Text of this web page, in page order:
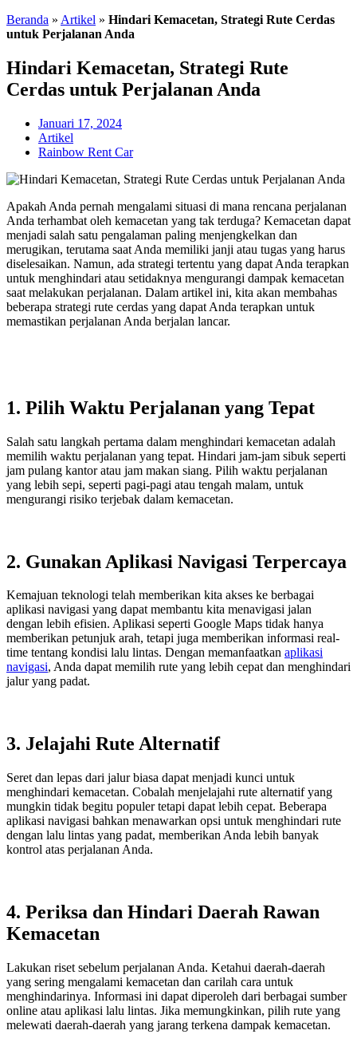
Beranda » Artikel » Hindari Kemacetan, Strategi Rute Cerdas
untuk Perjalanan Anda
Hindari Kemacetan, Strategi Rute
Cerdas untuk Perjalanan Anda
Januari 17, 2024
Artikel
Rainbow Rent Car
Apakah Anda pernah mengalami situasi di mana rencana perjalanan
Anda terhambat oleh kemacetan yang tak terduga? Kemacetan dapat
menjadi salah satu pengalaman paling menjengkelkan dan
merugikan, terutama saat Anda memiliki janji atau tugas yang harus
diselesaikan. Namun, ada strategi tertentu yang dapat Anda terapkan
untuk menghindari atau setidaknya mengurangi dampak kemacetan
saat melakukan perjalanan. Dalam artikel ini, kita akan membahas
beberapa strategi rute cerdas yang dapat Anda terapkan untuk
memastikan perjalanan Anda berjalan lancar.
1. Pilih Waktu Perjalanan yang Tepat
Salah satu langkah pertama dalam menghindari kemacetan adalah
memilih waktu perjalanan yang tepat. Hindari jam-jam sibuk seperti
jam pulang kantor atau jam makan siang. Pilih waktu perjalanan
yang lebih sepi, seperti pagi-pagi atau tengah malam, untuk
mengurangi risiko terjebak dalam kemacetan.
2. Gunakan Aplikasi Navigasi Terpercaya
Kemajuan teknologi telah memberikan kita akses ke berbagai
aplikasi navigasi yang dapat membantu kita menavigasi jalan
dengan lebih efisien. Aplikasi seperti Google Maps tidak hanya
memberikan petunjuk arah, tetapi juga memberikan informasi real-
time tentang kondisi lalu lintas. Dengan memanfaatkan aplikasi
navigasi, Anda dapat memilih rute yang lebih cepat dan menghindari
jalur yang padat.
3. Jelajahi Rute Alternatif
Seret dan lepas dari jalur biasa dapat menjadi kunci untuk
menghindari kemacetan. Cobalah menjelajahi rute alternatif yang
mungkin tidak begitu populer tetapi dapat lebih cepat. Beberapa
aplikasi navigasi bahkan menawarkan opsi untuk menghindari rute
dengan lalu lintas yang padat, memberikan Anda lebih banyak
kontrol atas perjalanan Anda.
4. Periksa dan Hindari Daerah Rawan
Kemacetan
Lakukan riset sebelum perjalanan Anda. Ketahui daerah-daerah
yang sering mengalami kemacetan dan carilah cara untuk
menghindarinya. Informasi ini dapat diperoleh dari berbagai sumber
online atau aplikasi lalu lintas. Jika memungkinkan, pilih rute yang
melewati daerah-daerah yang jarang terkena dampak kemacetan.